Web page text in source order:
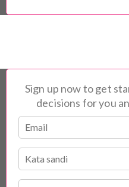
Sign up now to get
decisions for you